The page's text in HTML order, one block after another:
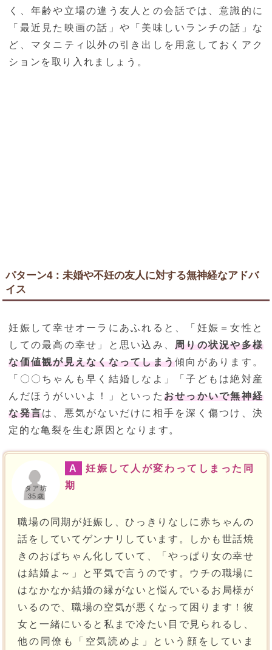
く、年齢や立場の違う友人との会話では、意識的に
「最近見た映画の話」や「美味しいランチの話」な
ど、マタニティ以外の引き出しを用意しておくアク
ションを取り入れましょう。
パターン4：未婚や不妊の友人に対する無神経なアドバ
イス
妊娠して幸せオーラにあふれると、「妊娠＝女性と
しての最高の幸せ」と思い込み、周りの状況や多様
な価値観が見えなくなってしまう傾向があります。
「〇〇ちゃんも早く結婚しなよ」「子どもは絶対産
んだほうがいいよ！」といった おせっかいで無神経
な発言は、悪気がないだけに相手を深く傷つけ、決
定的な亀裂を生む原因となります。
タア坊
35歳
A
妊娠して人が変わってしまった同
期
職場の同期が妊娠し、ひっきりなしに赤ちゃんの
話をしていてゲンナリしています。しかも世話焼
きのおばちゃん化していて、「やっぱり女の幸せ
は結婚よ～」と平気で言うのです。ウチの職場に
はなかなか結婚の縁がないと悩んでいるお局様が
いるので、職場の空気が悪くなって困ります！彼
女と一緒にいると私まで冷たい目で見られるし、
他の同僚も「空気読めよ」という顔をしていま